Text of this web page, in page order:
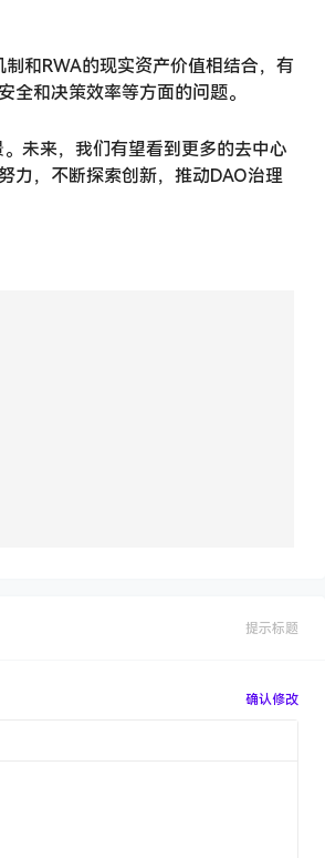
和RWA的现实资产价值相结合，有
和决策效率等方面的问题。
未来，我们有望看到更多的去中心
力，不断探索创新，推动DAO治理
提示标题
确认修改